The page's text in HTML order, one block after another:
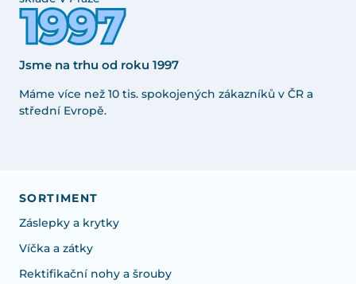
Jsme na trhu od roku 1997
Máme více než 10 tis. spokojených zákazníků v ČR a
střední Evropě.
SORTIMENT
Záslepky a krytky
Víčka a zátky
Rektifikační nohy a šrouby